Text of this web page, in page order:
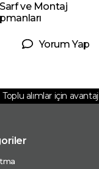
ve Montaj
Yorum Yap
Toplu alımlar için